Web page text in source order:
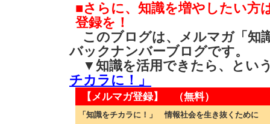
■さらに、知識を増やしたい方
登録を！
このブログは、メルマガ「知
バックナンバーブログです。
▼知識を活用できたら、と
チカラに！」
【メルマガ登録】 （無料）
「知識をチカラに！」 情報社会を生き抜くために